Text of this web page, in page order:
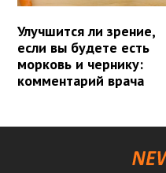
Улучшится ли зрение,
если вы будете есть
морковь и чернику:
комментарий врача